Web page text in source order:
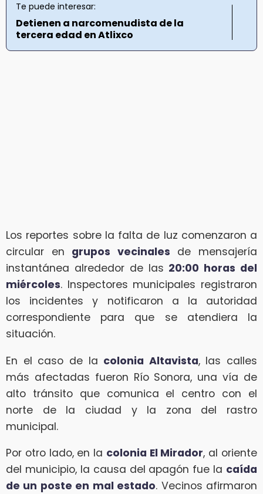
Te puede interesar:
Detienen a narcomenudista de la
tercera edad en Atlixco
Los reportes sobre la falta de luz comenzaron a
circular en grupos vecinales de mensajería
instantánea alrededor de las 20:00 horas del
miércoles. Inspectores municipales registraron
los incidentes y notificaron a la autoridad
correspondiente para que se atendiera la
situación.
En el caso de la colonia Altavista, las calles
más afectadas fueron Río Sonora, una vía de
alto tránsito que comunica el centro con el
norte de la ciudad y la zona del rastro
municipal.
Por otro lado, en la colonia El Mirador, al oriente
del municipio, la causa del apagón fue la caída
de un poste en mal estado. Vecinos afirmaron